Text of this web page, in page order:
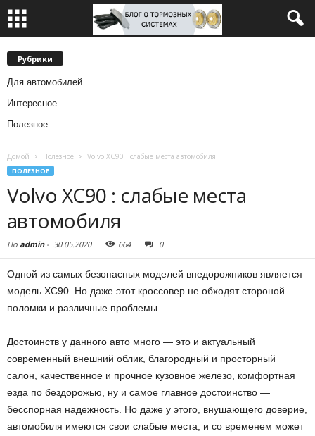
Рубрики
Для автомобилей
Интересное
Полезное
Домой Полезное Volvo XC90 : слабые места автомобиля
ПОЛЕЗНОЕ
Volvo XC90 : слабые места
автомобиля
По admin- 30.05.2020 664 0
Одной из самых безопасных моделей внедорожников является
модель XC90. Но даже этот кроссовер не обходят стороной
поломки и различные проблемы.
Достоинств у данного авто много — это и актуальный
современный внешний облик, благородный и просторный
салон, качественное и прочное кузовное железо, комфортная
езда по бездорожью, ну и самое главное достоинство —
бесспорная надежность. Но даже у этого, внушающего доверие,
автомобиля имеются свои слабые места, и со временем может